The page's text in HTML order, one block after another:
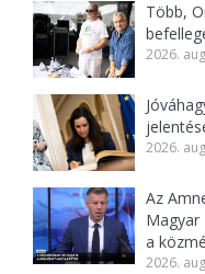
Több,
2026.
2026.
Az
a
2026.